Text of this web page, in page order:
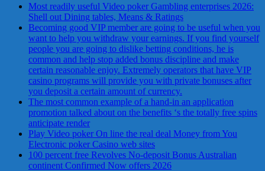
Most readily useful Video poker Gambling enterprises 2026:
Shell out Dining tables, Means & Ratings
Becoming good VIP member are going to be useful when you
want to help you withdraw your earnings. If you find yourself
people you are going to dislike betting conditions, he is
common and help stop added bonus discipline and make
certain reasonable enjoy. Extremely operators that have VIP
casino programs will provide you with private bonuses after
you deposit a certain amount of currency.
The most common example of a hand-in an application
promotion talked about on the benefits ‘s the totally free spins
anticipate render
Play Video poker On line the real deal Money from You
Electronic poker Casino web sites
100 percent free Revolves No-deposit Bonus Australian
continent Confirmed Now offers 2026